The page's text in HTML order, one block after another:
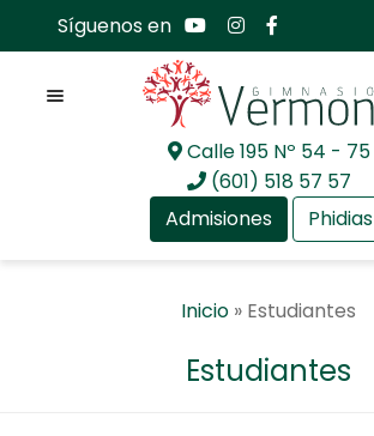
Síguenos en
Ir
a
la
Ir
al
contenido
Calle 195 Nº 54 - 75
(601) 518 57 57
Admisiones
Phidias
Menú
Inicio » Estudiantes
Estudiantes